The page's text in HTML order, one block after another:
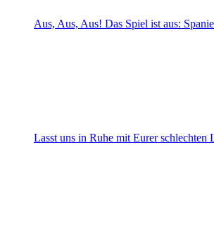
Aus, Aus, Aus! Das Spiel ist aus:
Lasst uns in Ruhe mit Eurer schlechten